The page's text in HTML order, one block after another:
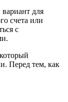
для
счета или
с
Перед тем, как